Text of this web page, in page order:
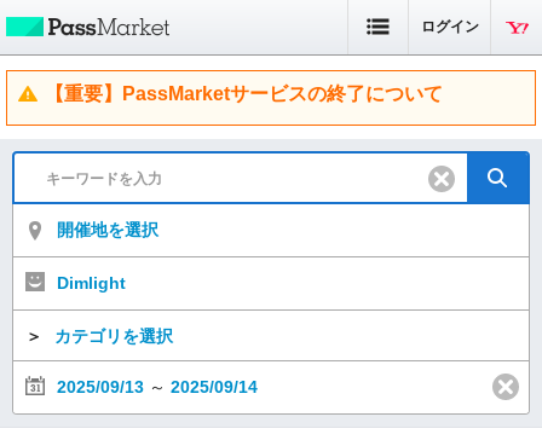
ログイン
【重要】PassMarketサービスの終了について
開催地を選択
Dimlight
＞ カテゴリを選択
2025/09/13 ～ 2025/09/14